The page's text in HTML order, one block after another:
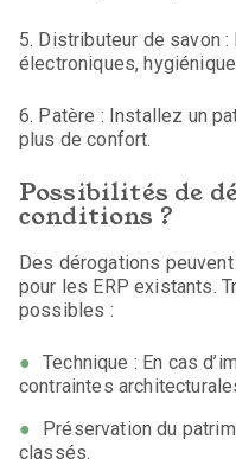
5. Distributeur de savon
électroniques,
6. Patère : Installez un
plus de confort.
Possibilités de
conditions ?
Des dérogations
pour les ERP existants.
possibles :
Technique : En cas
contraintes
Préservation du
classés.